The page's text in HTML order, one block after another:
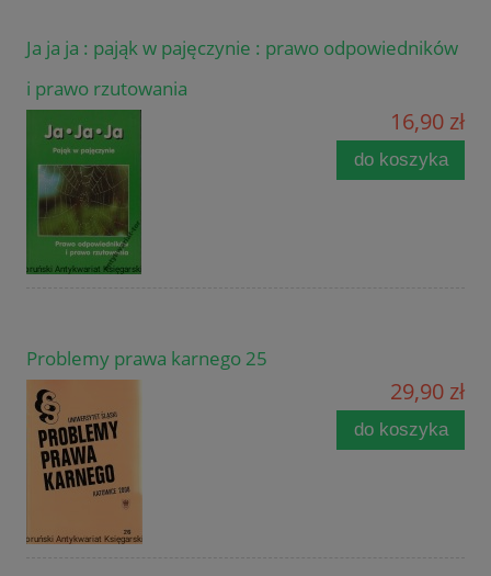
Ja ja ja : pająk w pajęczynie : prawo odpowiedników
i prawo rzutowania
16,90 zł
do koszyka
Problemy prawa karnego 25
29,90 zł
do koszyka